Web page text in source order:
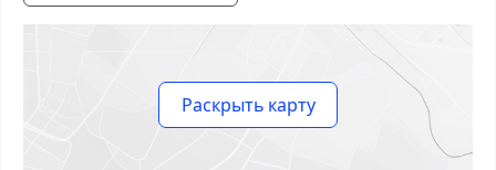
Раскрыть карту